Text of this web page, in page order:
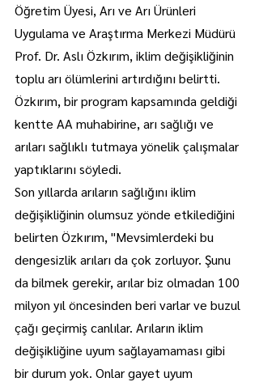
Öğretim Üyesi, Arı ve Arı Ürünleri
Uygulama ve Araştırma Merkezi Müdürü
Prof. Dr. Aslı Özkırım, iklim değişikliğinin
toplu arı ölümlerini artırdığını belirtti.
Özkırım, bir program kapsamında geldiği
kentte AA muhabirine, arı sağlığı ve
arıları sağlıklı tutmaya yönelik çalışmalar
yaptıklarını söyledi.
Son yıllarda arıların sağlığını iklim
değişikliğinin olumsuz yönde etkilediğini
belirten Özkırım, "Mevsimlerdeki bu
dengesizlik arıları da çok zorluyor. Şunu
da bilmek gerekir, arılar biz olmadan 100
milyon yıl öncesinden beri varlar ve buzul
çağı geçirmiş canlılar. Arıların iklim
değişikliğine uyum sağlayamaması gibi
bir durum yok. Onlar gayet uyum